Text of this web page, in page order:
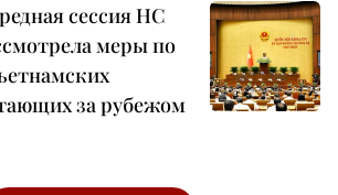
сессия НС
меры по
за рубежом